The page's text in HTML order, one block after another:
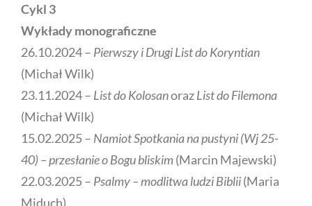
Cykl 3
Wykłady monograficzne
26.10.2024 – Pierwszy i Drugi List do Koryntian
(Michał Wilk)
23.11.2024 – List do KolosanorazList do Filemona
(Michał Wilk)
15.02.2025 – Namiot Spotkania na pustyni (Wj 25-
40) – przesłanie o Bogu bliskim(Marcin Majewski)
22.03.2025 – Psalmy – modlitwa ludzi Biblii(Maria
Miduch)